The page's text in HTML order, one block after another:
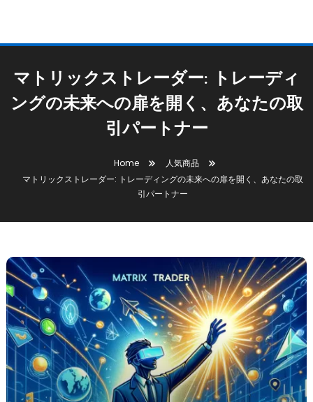
マトリックストレーダー: トレーディ
ングの未来への扉を開く、あなたの取
引パートナー
Home
人気商品
マトリックストレーダー: トレーディングの未来への扉を開く、あなたの取
引パートナー